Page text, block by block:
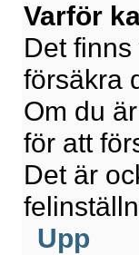
Varför
Det
försäkra
Om du
för att
Det är
Upp